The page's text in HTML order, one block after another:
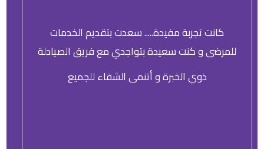
كانت تجربة مفيدة..... سعدت بتقديم الخدمات
للمرضى و كنت سعيدة بتواجدي مع فريق الصيادلة
ذوي الخبرة و أتنمى الشفاء للجميع